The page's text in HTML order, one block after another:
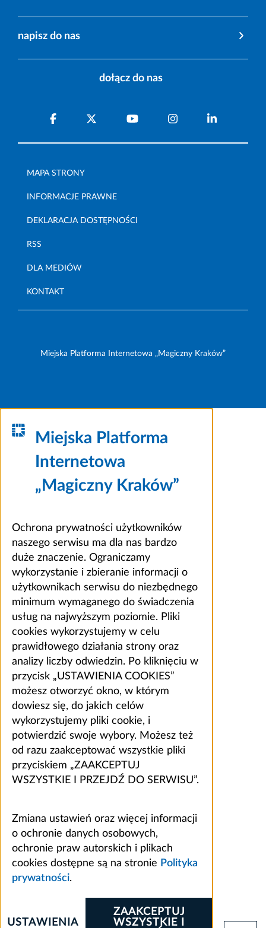
napisz do nas
dołącz do nas
MAPA STRONY
INFORMACJE PRAWNE
DEKLARACJA DOSTĘPNOŚCI
RSS
DLA MEDIÓW
KONTAKT
Miejska Platforma Internetowa „Magiczny Kraków”
Miejska Platforma
Internetowa
„Magiczny Kraków”
Ochrona prywatności użytkowników
naszego serwisu ma dla nas bardzo
duże znaczenie. Ograniczamy
wykorzystanie i zbieranie informacji o
użytkownikach serwisu do niezbędnego
minimum wymaganego do świadczenia
usług na najwyższym poziomie. Pliki
cookies wykorzystujemy w celu
prawidłowego działania strony oraz
analizy liczby odwiedzin. Po kliknięciu w
przycisk „USTAWIENIA COOKIES”
możesz otworzyć okno, w którym
dowiesz się, do jakich celów
wykorzystujemy pliki cookie, i
potwierdzić swoje wybory. Możesz też
od razu zaakceptować wszystkie pliki
przyciskiem „ZAAKCEPTUJ
WSZYSTKIE I PRZEJDŹ DO SERWISU”.
Zmiana ustawień oraz więcej informacji
o ochronie danych osobowych,
ochronie praw autorskich i plikach
cookies dostępne są na stronie Polityka
prywatności.
ZAAKCEPTUJ
WSZYSTKIE I
USTAWIENIA